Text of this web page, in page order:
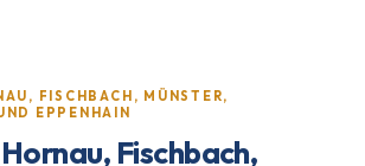
FISCHBACH, MÜNSTER,
EPPENHAIN
Fischbach,